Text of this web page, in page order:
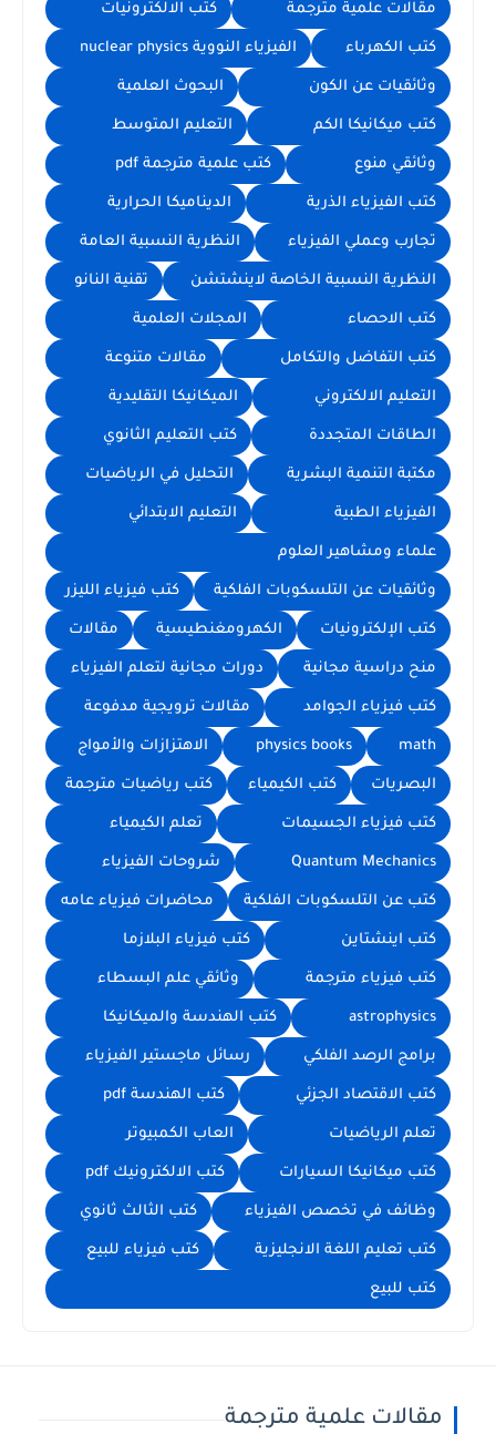
مقالات علمية مترجمة كتب الالكترونيات
كتب الكهرباء الفيزياء النووية nuclear physics
وثائقيات عن الكون البحوث العلمية
كتب ميكانيكا الكم التعليم المتوسط
وثائقي منوع كتب علمية مترجمة pdf
كتب الفيزياء الذرية الديناميكا الحرارية
تجارب وعملي الفيزياء النظرية النسبية العامة
النظرية النسبية الخاصة لاينشتشن تقنية النانو
كتب الاحصاء المجلات العلمية
كتب التفاضل والتكامل مقالات متنوعة
التعليم الالكتروني الميكانيكا التقليدية
الطاقات المتجددة كتب التعليم الثانوي
مكتبة التنمية البشرية التحليل في الرياضيات
الفيزياء الطبية التعليم الابتدائي
علماء ومشاهير العلوم
وثائقيات عن التلسكوبات الفلكية كتب فيزياء الليزر
كتب الإلكترونيات الكهرومغنطيسية مقالات
منح دراسية مجانية دورات مجانية لتعلم الفيزياء
كتب فيزياء الجوامد مقالات ترويجية مدفوعة
math
physics books الاهتزازات والأمواج
البصريات كتب الكيمياء كتب رياضيات مترجمة
كتب فيزياء الجسيمات تعلم الكيمياء
Quantum Mechanics شروحات الفيزياء
كتب عن التلسكوبات الفلكية محاضرات فيزياء عامه
كتب اينشتاين كتب فيزياء البلازما
كتب فيزياء مترجمة وثائقي علم البسطاء
astrophysics كتب الهندسة والميكانيكا
برامج الرصد الفلكي رسائل ماجستير الفيزياء
كتب الاقتصاد الجزئي كتب الهندسة pdf
تعلم الرياضيات العاب الكمبيوتر
كتب ميكانيكا السيارات كتب الالكترونيك pdf
وظائف في تخصص الفيزياء كتب الثالث ثانوي
كتب تعليم اللغة الانجليزية كتب فيزياء للبيع
كتب للبيع
مقالات علمية مترجمة